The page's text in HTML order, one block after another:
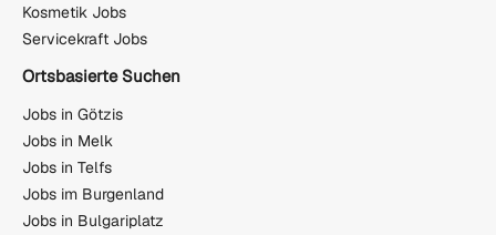
Kosmetik Jobs
Servicekraft Jobs
Ortsbasierte Suchen
Jobs in Götzis
Jobs in Melk
Jobs in Telfs
Jobs im Burgenland
Jobs in Bulgariplatz